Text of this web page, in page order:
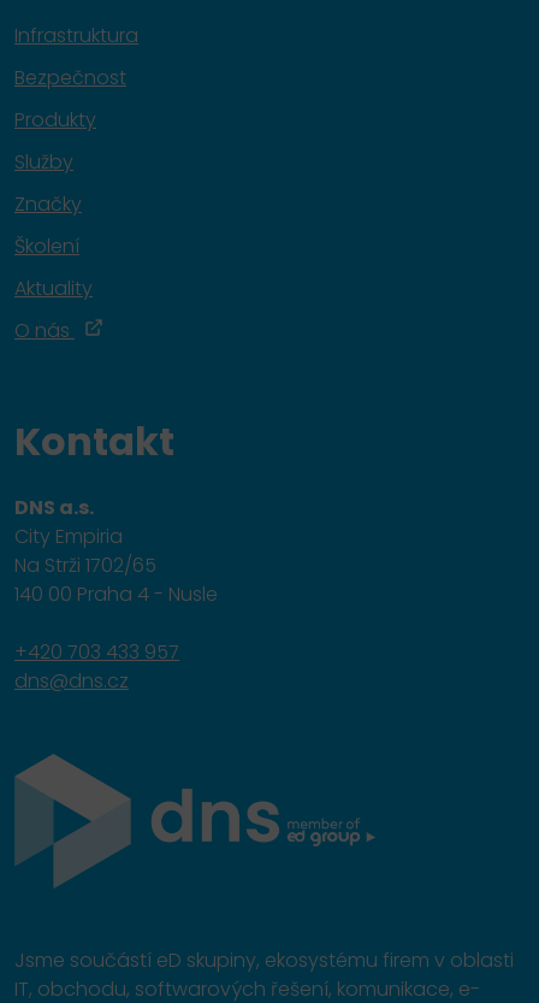
Infrastruktura
Bezpečnost
Produkty
Služby
Značky
Školení
Aktuality
O nás
Kontakt
DNS a.s.
City Empiria
Na Strži 1702/65
140 00 Praha 4 - Nusle
+420 703 433 957
dns@dns.cz
Jsme součástí eD skupiny, ekosystému firem v oblasti
IT, obchodu, softwarových řešení, komunikace, e-